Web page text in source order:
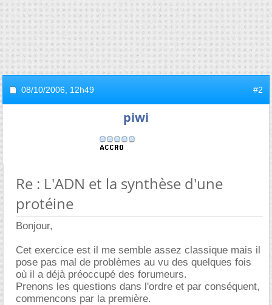
08/10/2006, 12h49 #2
piwi
Re : L'ADN et la synthèse d'une
protéine
Bonjour,
Cet exercice est il me semble assez classique mais il
pose pas mal de problèmes au vu des quelques fois
où il a déjà préoccupé des forumeurs.
Prenons les questions dans l'ordre et par conséquent,
commencons par la première.